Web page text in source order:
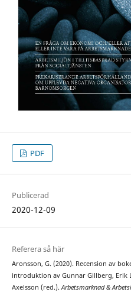
PDF
Publicerad
2020-12-09
Referera så här
Aronsson, G. (2020). Recension av
introduktion av Gunnar Gillberg, Erik
Axelsson (red.). Arbetsmarknad &